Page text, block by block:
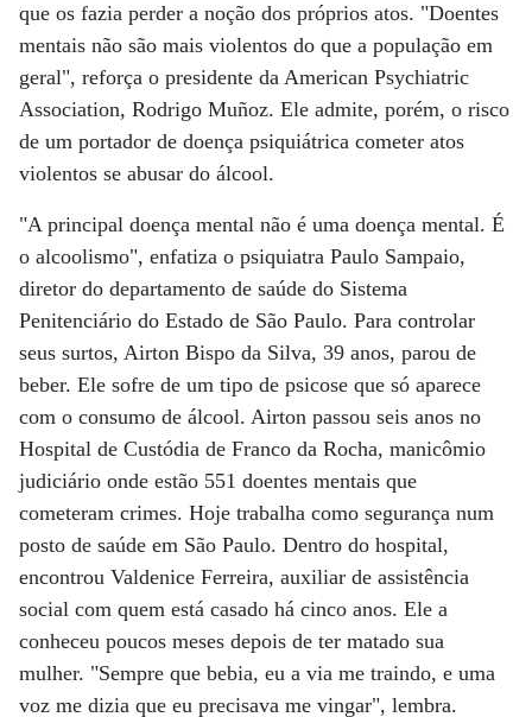
que os fazia perder a noção dos próprios atos. "Doentes
mentais não são mais violentos do que a população em
geral", reforça o presidente da American Psychiatric
Association, Rodrigo Muñoz. Ele admite, porém, o risco
de um portador de doença psiquiátrica cometer atos
violentos se abusar do álcool.
"A principal doença mental não é uma doença mental. É
o alcoolismo", enfatiza o psiquiatra Paulo Sampaio,
diretor do departamento de saúde do Sistema
Penitenciário do Estado de São Paulo. Para controlar
seus surtos, Airton Bispo da Silva, 39 anos, parou de
beber. Ele sofre de um tipo de psicose que só aparece
com o consumo de álcool. Airton passou seis anos no
Hospital de Custódia de Franco da Rocha, manicômio
judiciário onde estão 551 doentes mentais que
cometeram crimes. Hoje trabalha como segurança num
posto de saúde em São Paulo. Dentro do hospital,
encontrou Valdenice Ferreira, auxiliar de assistência
social com quem está casado há cinco anos. Ele a
conheceu poucos meses depois de ter matado sua
mulher. "Sempre que bebia, eu a via me traindo, e uma
voz me dizia que eu precisava me vingar", lembra.